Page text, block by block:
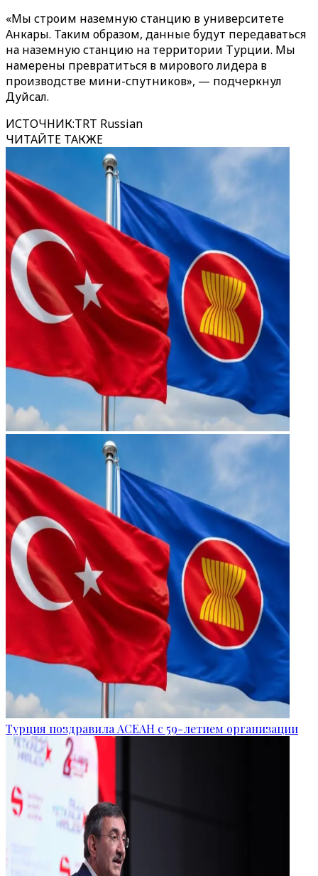
«‎‎Мы строим наземную станцию в университете
Анкары. Таким образом, данные будут передаваться
на наземную станцию на территории Турции. Мы
намерены превратиться в мирового лидера в
производстве мини-спутников», — подчеркнул
Дуйсал.
ИСТОЧНИК:TRT Russian
ЧИТАЙТЕ ТАКЖЕ
Турция поздравила АСЕАН с 59-летием организации